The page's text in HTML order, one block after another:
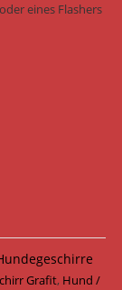
eines Flashers
Grafit, Hund /